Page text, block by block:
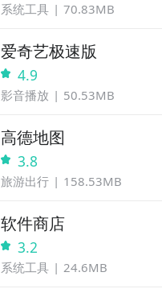
系统工具 70.83MB
爱奇艺极速版
4.9
影音播放 50.53MB
高德地图
3.8
旅游出行 158.53MB
软件商店
3.2
系统工具 24.6MB